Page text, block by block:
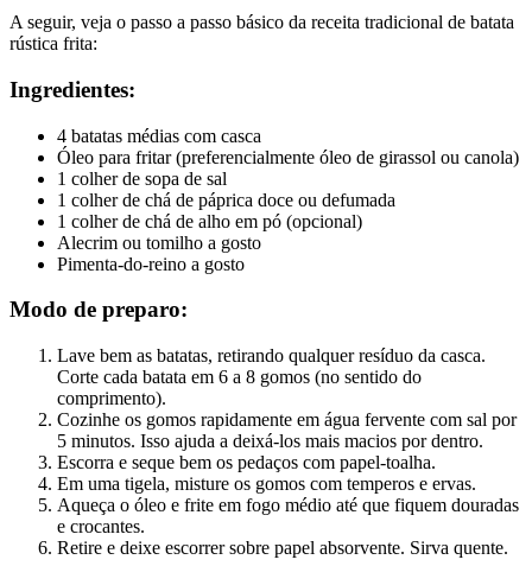
A seguir, veja o passo a passo básico da receita tradicional de batata
rústica frita:
Ingredientes:
4 batatas médias com casca
Óleo para fritar (preferencialmente óleo de girassol ou canola)
1 colher de sopa de sal
1 colher de chá de páprica doce ou defumada
1 colher de chá de alho em pó (opcional)
Alecrim ou tomilho a gosto
Pimenta-do-reino a gosto
Modo de preparo:
Lave bem as batatas, retirando qualquer resíduo da casca.
Corte cada batata em 6 a 8 gomos (no sentido do
comprimento).
Cozinhe os gomos rapidamente em água fervente com sal por
5 minutos. Isso ajuda a deixá-los mais macios por dentro.
Escorra e seque bem os pedaços com papel-toalha.
Em uma tigela, misture os gomos com temperos e ervas.
Aqueça o óleo e frite em fogo médio até que fiquem douradas
e crocantes.
Retire e deixe escorrer sobre papel absorvente. Sirva quente.